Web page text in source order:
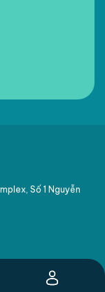
User
Số 1 Nguyễn